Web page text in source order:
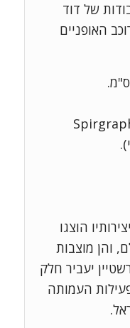
של דוד
האופניים
הוצגו
והן מוצבות
יעביר חלק
העמותה